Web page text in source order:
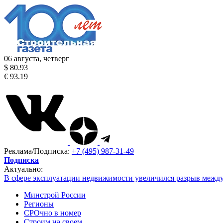
06 августа, четверг
$ 80.93
€ 93.19
Реклама/Подписка: +7 (495) 987-31-49
Подписка
Актуально:
В сфере эксплуатации недвижимости увеличился разрыв
Минстрой России
Регионы
СРОчно в номер